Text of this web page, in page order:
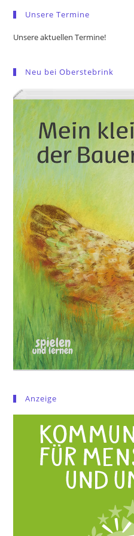
Unsere Termine
Unsere aktuellen Termine!
Neu bei Oberstebrink
Anzeige